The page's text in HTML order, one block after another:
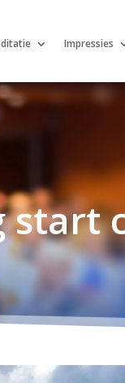
Impressies
start